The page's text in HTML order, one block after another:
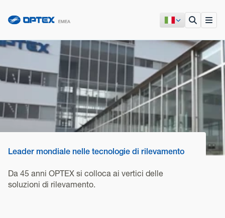
Leader mondiale nelle tecnologie di rilevamento
Da 45 anni OPTEX si colloca ai vertici delle
soluzioni di rilevamento.